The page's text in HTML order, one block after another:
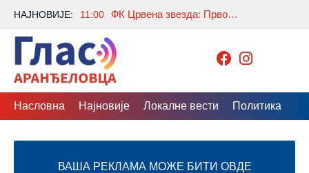
НАЈНОВИЈЕ: 11:00 ФК Црвена звезда: Првог дана акције „Црвено-бела крв“ прикупљена 161 јединица крви
Насловна Најновије Локалне вести Политика
ВАША РЕКЛАМА МОЖЕ БИТИ ОВДЕ